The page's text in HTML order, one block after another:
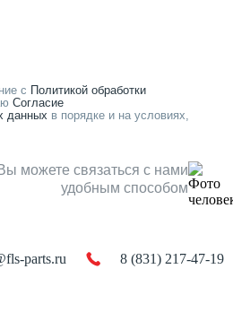
с Политикой обработки
Согласие
данных в порядке и на условиях,
Вы можете связаться с нами
удобным способом
parts.ru 8 (831) 217-47-19